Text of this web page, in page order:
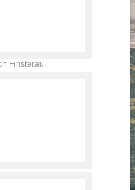
Finsterau